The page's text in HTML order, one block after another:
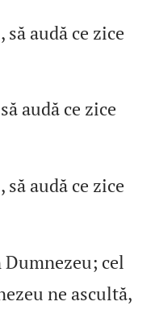
să audă ce zice
audă ce zice
să audă ce zice
cel
ne ascultă,